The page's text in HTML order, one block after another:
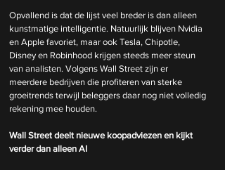
Opvallend is dat de lijst veel breder is dan alleen
kunstmatige intelligentie. Natuurlijk blijven Nvidia
en Apple favoriet, maar ook Tesla, Chipotle,
Disney en Robinhood krijgen steeds meer steun
van analisten. Volgens Wall Street zijn er
meerdere bedrijven die profiteren van sterke
groeitrends terwijl beleggers daar nog niet volledig
rekening mee houden.
Wall Street deelt nieuwe koopadviezen en kijkt
verder dan alleen AI